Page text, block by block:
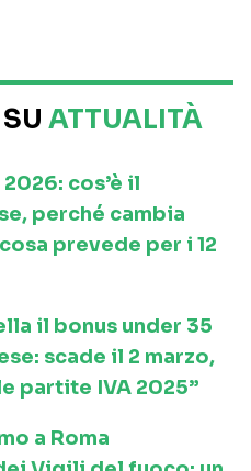
ATTUALITÀ
cos’è il
perché cambia
prevede per i 12
il bonus under 35
scade il 2 marzo,
partite IVA 2025”
a Roma